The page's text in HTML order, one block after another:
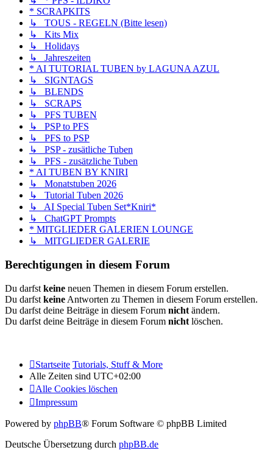
* SCRAPKITS
↳ TOUS - REGELN (Bitte lesen)
↳ Kits Mix
↳ Holidays
↳ Jahreszeiten
* AI TUTORIAL TUBEN by LAGUNA AZUL
↳ SIGNTAGS
↳ BLENDS
↳ SCRAPS
↳ PFS TUBEN
↳ PSP to PFS
↳ PFS to PSP
↳ PSP - zusätliche Tuben
↳ PFS - zusätzliche Tuben
* AI TUBEN BY KNIRI
↳ Monatstuben 2026
↳ Tutorial Tuben 2026
↳ AI Special Tuben Set*Kniri*
↳ ChatGPT Prompts
* MITGLIEDER GALERIEN LOUNGE
↳ MITGLIEDER GALERIE
Berechtigungen in diesem Forum
Du darfst keine neuen Themen in diesem Forum erstellen.
Du darfst keine Antworten zu Themen in diesem Forum erstellen.
Du darfst deine Beiträge in diesem Forum nicht ändern.
Du darfst deine Beiträge in diesem Forum nicht löschen.
Startseite Tutorials, Stuff & More
Alle Zeiten sind UTC+02:00
Alle Cookies löschen
Impressum
Powered by phpBB® Forum Software © phpBB Limited
Deutsche Übersetzung durch phpBB.de